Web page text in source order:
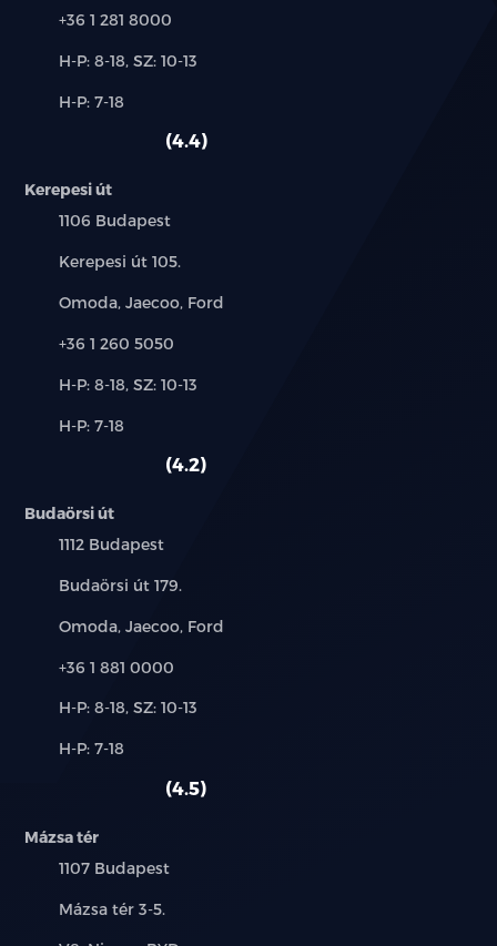
Telefon:
+36 1 281 8000
Új-
használt
H-P: 8-18, SZ: 10-13
Alkatrész,
H-P: 7-18
4.4
Kerepesi út
Település:
1106 Budapest
Cím:
Kerepesi út 105.
Márkák:
Omoda, Jaecoo, Ford
Telefon:
+36 1 260 5050
Új-
használt
H-P: 8-18, SZ: 10-13
Alkatrész,
H-P: 7-18
4.2
Budaörsi út
Település:
1112 Budapest
Cím:
Budaörsi út 179.
Márkák:
Omoda, Jaecoo, Ford
Telefon:
+36 1 881 0000
Új-
használt
H-P: 8-18, SZ: 10-13
Alkatrész,
H-P: 7-18
4.5
Mázsa tér
Település:
1107 Budapest
Cím:
Mázsa tér 3-5.